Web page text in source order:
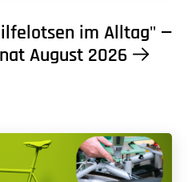
im Alltag" —
August 2026